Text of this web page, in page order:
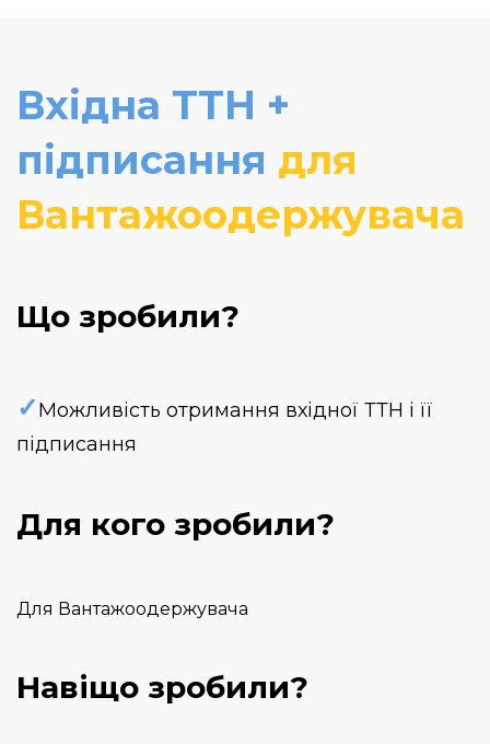
Вхідна ТТН +
підписання для
Вантажоодержувача
Що зробили?
✓Можливість отримання вхідної ТТН і її
підписання
Для кого зробили?
Для Вантажоодержувача
Навіщо зробили?